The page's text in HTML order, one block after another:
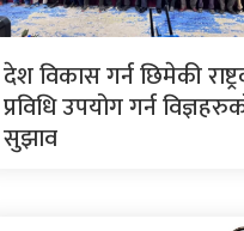
देश विकास गर्न छिमेकी
प्रविधि उपयोग गर्न
सुझाव